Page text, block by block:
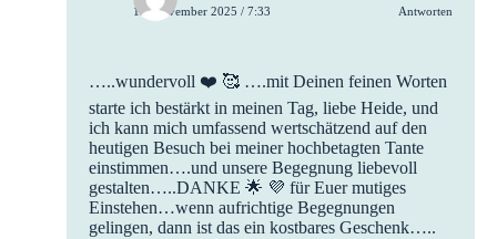
12. November 2025 / 7:33 Antworten
…..wundervoll ❤️ 🥰 ….mit Deinen feinen Worten
starte ich bestärkt in meinen Tag, liebe Heide, und
ich kann mich umfassend wertschätzend auf den
heutigen Besuch bei meiner hochbetagten Tante
einstimmen….und unsere Begegnung liebevoll
gestalten…..DANKE 🌟 💜 für Euer mutiges
Einstehen…wenn aufrichtige Begegnungen
gelingen, dann ist das ein kostbares Geschenk…..